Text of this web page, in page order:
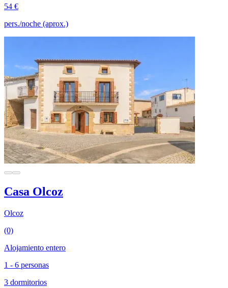
54 €
pers./noche (aprox.)
Casa Olcoz
Olcoz
(0)
Alojamiento entero
1 - 6 personas
3 dormitorios